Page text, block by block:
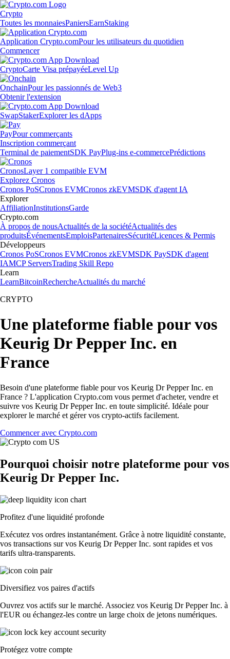
Crypto
Toutes les monnaiesPaniersEarnStaking
Application Crypto.comPour les utilisateurs du quotidien
Commencer
CryptoCarte Visa prépayéeLevel Up
OnchainPour les passionnés de Web3
Obtenir l'extension
SwapStakerExplorer les dApps
PayPour commerçants
Inscription commerçant
Terminal de paiementSDK PayPlug-ins e-commercePrédictions
CronosLayer 1 compatible EVM
Explorez Cronos
Cronos PoSCronos EVMCronos zkEVMSDK d'agent IA
Explorer
AffiliationInstitutionsGarde
Crypto.com
À propos de nousActualités de la sociétéActualités des
produitsÉvénementsEmploisPartenairesSécuritéLicences & Permis
Développeurs
Cronos PoSCronos EVMCronos zkEVMSDK PaySDK d'agent
IAMCP ServersTrading Skill Repo
Learn
LearnBitcoinRechercheActualités du marché
CRYPTO
Une plateforme fiable pour vos
Keurig Dr Pepper Inc. en
France
Besoin d'une plateforme fiable pour vos Keurig Dr Pepper Inc. en
France ? L'application Crypto.com vous permet d'acheter, vendre et
suivre vos Keurig Dr Pepper Inc. en toute simplicité. Idéale pour
explorer le marché et gérer vos crypto-actifs facilement.
Commencer avec Crypto.com
Pourquoi choisir notre plateforme pour vos
Keurig Dr Pepper Inc.
Profitez d'une liquidité profonde
Exécutez vos ordres instantanément. Grâce à notre liquidité constante,
vos transactions sur vos Keurig Dr Pepper Inc. sont rapides et vos
tarifs ultra-transparents.
Diversifiez vos paires d'actifs
Ouvrez vos actifs sur le marché. Associez vos Keurig Dr Pepper Inc. à
l'EUR ou échangez-les contre un large choix de jetons numériques.
Protégez votre compte